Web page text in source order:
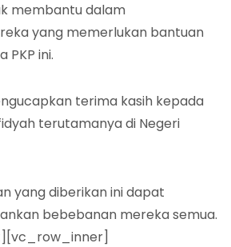
membantu dalam
yang memerlukan bantuan
PKP ini.
terima kasih kepada
terutamanya di Negeri
yang diberikan ini dapat
bebebanan mereka semua.